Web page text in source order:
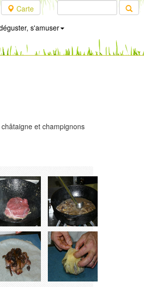
Carte
s'amuser
et champignons